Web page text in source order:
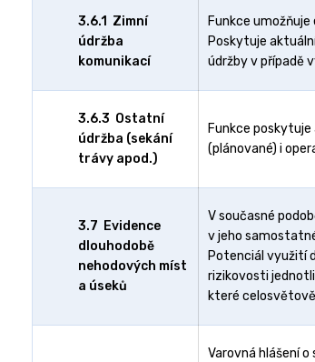
3.6.1 Zimní
údržba
komunikací
Funkce
Poskytuje
údržby v případě
3.6.3 Ostatní
údržba (sekání
trávy apod.)
Funkce
(plánované) i
3.7 Evidence
dlouhodobě
nehodových míst
a úseků
V současné
v jeho
Potenciál využití
rizikovosti
které
Varovná hlášení